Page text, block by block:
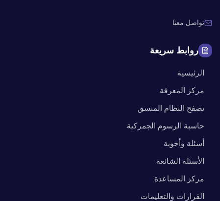
تواصل معنا
روابط سريعة
الرئيسية
مركز المعرفة
تصفح النظام المنسق
حاسبة الرسوم الجمركية
أسئلة وأجوبة
الأسئلة الشائعة
مركز المساعدة
القرارات والتعليمات